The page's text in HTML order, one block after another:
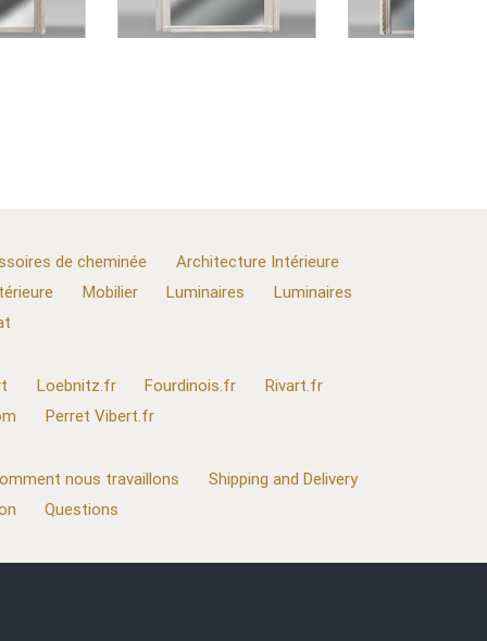
de cheminée
Architecture Intérieure
Mobilier Luminaires
Luminaires
Loebnitz.fr Fourdinois.fr
Rivart.fr
Perret Vibert.fr
nous travaillons
Shipping and Delivery
Questions